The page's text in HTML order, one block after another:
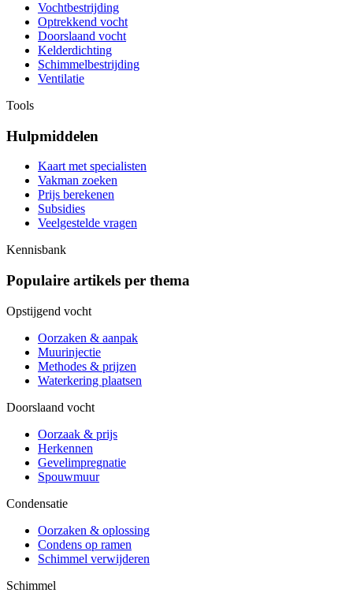
Vochtbestrijding
Optrekkend vocht
Doorslaand vocht
Kelderdichting
Schimmelbestrijding
Ventilatie
Tools
Hulpmiddelen
Kaart met specialisten
Vakman zoeken
Prijs berekenen
Subsidies
Veelgestelde vragen
Kennisbank
Populaire artikels per thema
Opstijgend vocht
Oorzaken & aanpak
Muurinjectie
Methodes & prijzen
Waterkering plaatsen
Doorslaand vocht
Oorzaak & prijs
Herkennen
Gevelimpregnatie
Spouwmuur
Condensatie
Oorzaken & oplossing
Condens op ramen
Schimmel verwijderen
Schimmel